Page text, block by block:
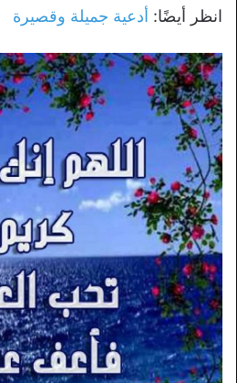
انظر أيضًا: أدعية جميلة وقصيرة